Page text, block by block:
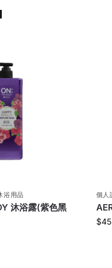
浴用品
沐浴露(紫色黑
個人
$